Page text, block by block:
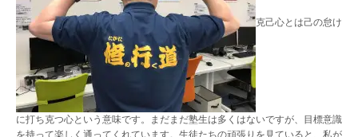
克己心とは己の怠け
に打ち克つ心という意味です。まだまだ塾生は多くはないですが、目標意識